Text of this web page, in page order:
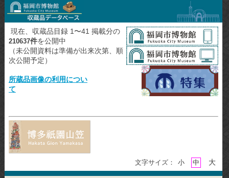
現在、収蔵品目録 1〜41 掲載分の
210637件を公開中
（未公開資料は準備が出来次第、順
次公開予定）
所蔵品画像の利用につい
て
文字サイズ： 小 中 大